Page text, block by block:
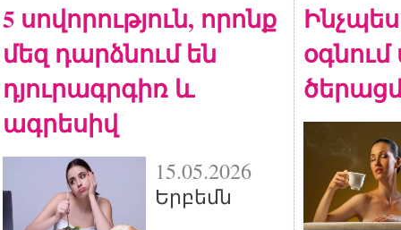
5 սովորություն, որոնք
մեզ դարձնում են
դյուրագրգիռ և
ագրեսիվ
15.05.2026
Երբեմն